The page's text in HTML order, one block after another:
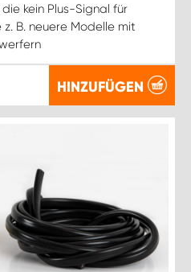
kein Plus-Signal für
B. neuere Modelle mit
HINZUFÜGEN